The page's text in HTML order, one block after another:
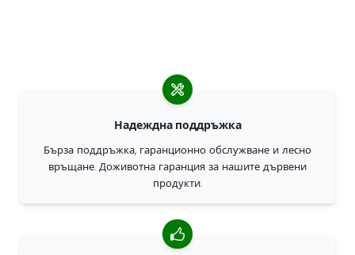
Надеждна поддръжка
Бърза поддръжка, гаранционно обслужване и лесно
връщане. Доживотна гаранция за нашите дървени
продукти.